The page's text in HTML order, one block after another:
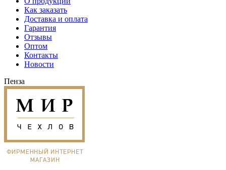
Как заказать
Доставка и оплата
Гарантия
Отзывы
Оптом
Контакты
Новости
Пенза